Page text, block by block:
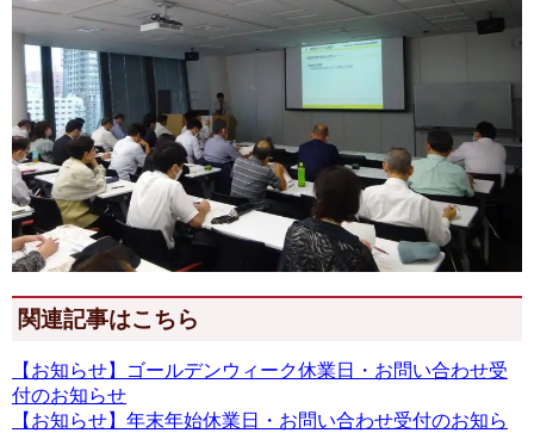
関連記事はこちら
【お知らせ】ゴールデンウィーク休業日・お問い合わせ受
付のお知らせ
【お知らせ】年末年始休業日・お問い合わせ受付のお知ら